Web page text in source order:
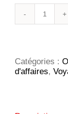
en
jersey
Miami
Catégories :
d'affaires,